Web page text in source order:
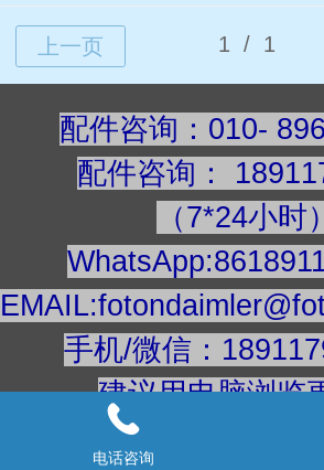
配件咨询：010-
配件咨询 ：
（7*24小时）
手机/微信：
建议用电脑浏览
电话咨询